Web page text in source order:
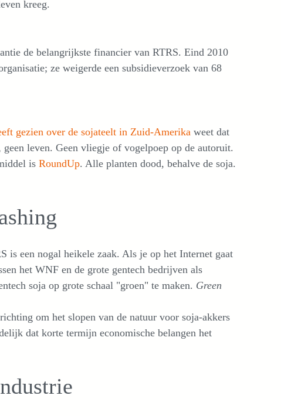
kreeg.
de belangrijkste financier van RTRS. Eind 2010
ze weigerde een subsidieverzoek van 68
gezien over de sojateelt in Zuid-Amerika weet dat
leven. Geen vliegje of vogelpoep op de autoruit.
is RoundUp. Alle planten dood, behalve de soja.
is een nogal heikele zaak. Als je op het Internet gaat
het WNF en de grote gentech bedrijven als
soja op grote schaal "groen" te maken. Green
om het slopen van de natuur voor soja-akkers
dat korte termijn economische belangen het